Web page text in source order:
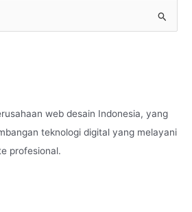
web desain Indonesia, yang
teknologi digital yang melayani
profesional.